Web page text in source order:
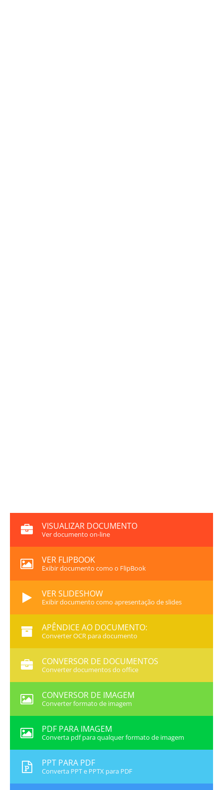
VISUALIZAR DOCUMENTO
Ver documento on-line
VER FLIPBOOK
Exibir documento como o FlipBook
VER SLIDESHOW
Exibir documento como apresentação de slides
APÊNDICE AO DOCUMENTO:
Converter OCR para documento
CONVERSOR DE DOCUMENTOS
Converter documentos do office
CONVERSOR DE IMAGEM
Converter formato de imagem
PDF PARA IMAGEM
Converta pdf para qualquer formato de imagem
PPT PARA PDF
Converta PPT e PPTX para PDF